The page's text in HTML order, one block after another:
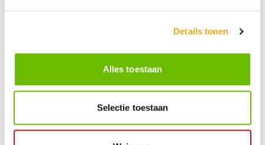
Details tonen
Alles toestaan
Selectie toestaan
Persoonlijke klantenservice
Stijlvolle kunstobjecten voor elke smaak, interieur en/of tuin.
Onze Bronzen Beelden die met vuur tot leven worden